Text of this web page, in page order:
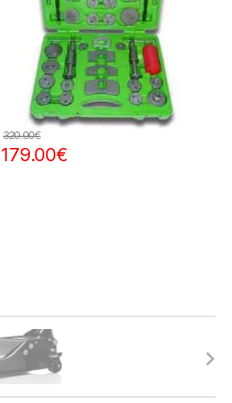
179.00€
320.00€